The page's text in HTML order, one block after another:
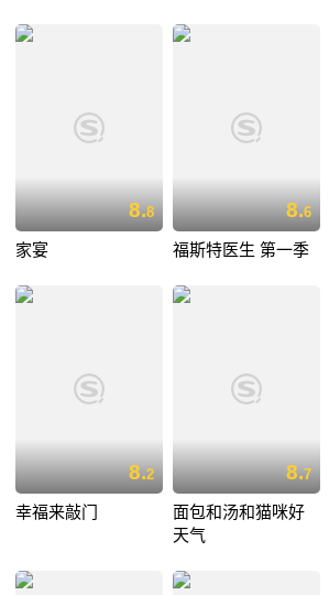
8.8
家宴
8.6
福斯特医生 第一季
8.2
幸福来敲门
8.7
面包和汤和猫咪好
天气